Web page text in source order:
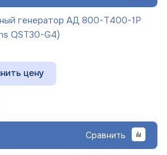
генератор АД 800-Т400-1Р
QST30-G4)
цену
Сравнить